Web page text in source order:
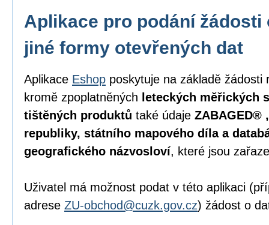
Aplikace pro podání
jiné formy otevřených dat
Aplikace Eshop poskytuje na základě žádosti
kromě zpoplatněných leteckých měřických
tištěných produktů také údaje ZABAGED®
republiky, státního mapového díla a
geografického názvosloví, které jsou
Uživatel má možnost podat v této aplikaci
adrese ZU-obchod@cuzk.gov.cz) žádost o